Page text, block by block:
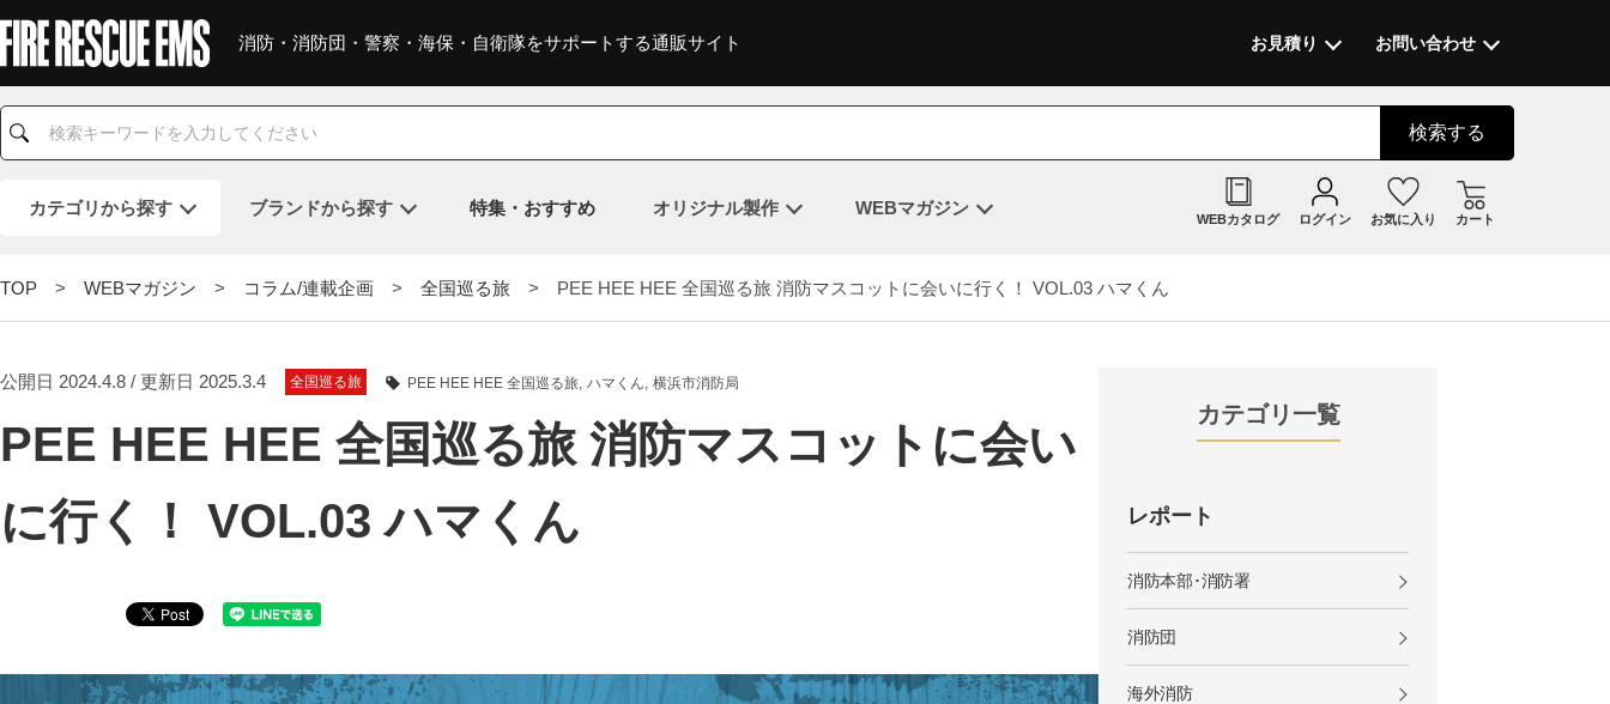
消防・消防団・警察・海保・自衛隊をサポートする通販サイト お見積り お問い合わせ
検索する
カテゴリから探す ブランドから探す 特集・おすすめ オリジナル製作 WEBマガジン
WEBカタログ ログイン お気に入り カート
TOP > WEBマガジン > コラム/連載企画 > 全国巡る旅 > PEE HEE HEE 全国巡る旅 消防マスコットに会いに行く！ VOL.03 ハマくん
公開日 2024.4.8 / 更新日 2025.3.4 全国巡る旅 PEE HEE HEE 全国巡る旅 ハマくん 横浜市消防局
PEE HEE HEE 全国巡る旅 消防マスコットに会い
に行く！ VOL.03 ハマくん
カテゴリ一覧
レポート
消防本部･消防署
消防団
海外消防